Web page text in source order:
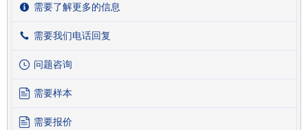
需要了解更多的信息
需要我们电话回复
问题咨询
需要样本
需要报价